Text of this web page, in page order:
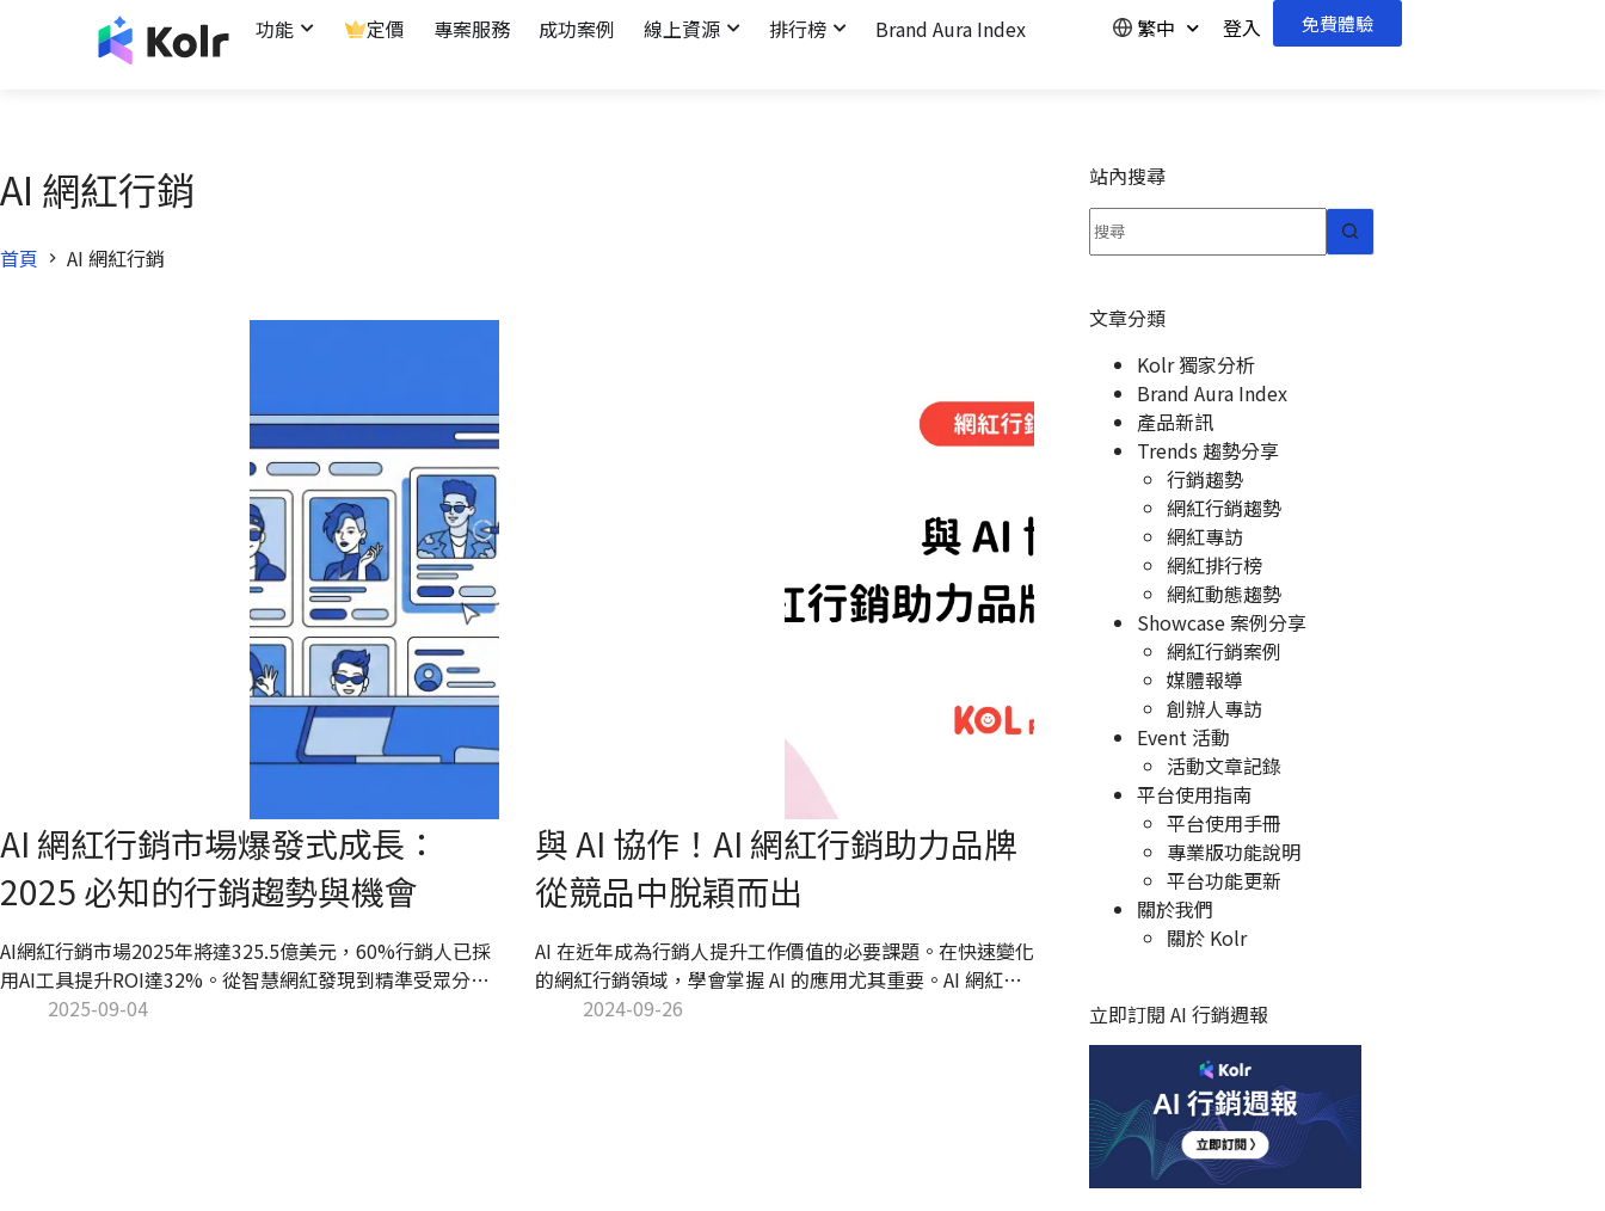
功能 定價 專案服務 成功案例 線上資源 排行榜 Brand Aura Index 繁中 登入 免費體驗
AI 網紅行銷
首頁 AI 網紅行銷
AI 網紅行銷市場爆發式成長：
2025 必知的行銷趨勢與機會
AI網紅行銷市場2025年將達325.5億美元，60%行銷人已採
用AI工具提升ROI達32%。從智慧網紅發現到精準受眾分
析，AI技術重塑影響者行銷生態。台灣市場機會龐大，Kolr
2025-09-04
與 AI 協作！AI 網紅行銷助力品牌
從競品中脫穎而出
AI 在近年成為行銷人提升工作價值的必要課題。在快速變化
的網紅行銷領域，學會掌握 AI 的應用尤其重要。AI 網紅行
銷不僅能夠協助行銷人發掘適合的網紅，更能透過數據分析
2024-09-26
站內搜尋
文章分類
Kolr 獨家分析
Brand Aura Index
產品新訊
Trends 趨勢分享
行銷趨勢
網紅行銷趨勢
網紅專訪
網紅排行榜
網紅動態趨勢
Showcase 案例分享
網紅行銷案例
媒體報導
創辦人專訪
Event 活動
活動文章記錄
平台使用指南
平台使用手冊
專業版功能說明
平台功能更新
關於我們
關於 Kolr
立即訂閱 AI 行銷週報